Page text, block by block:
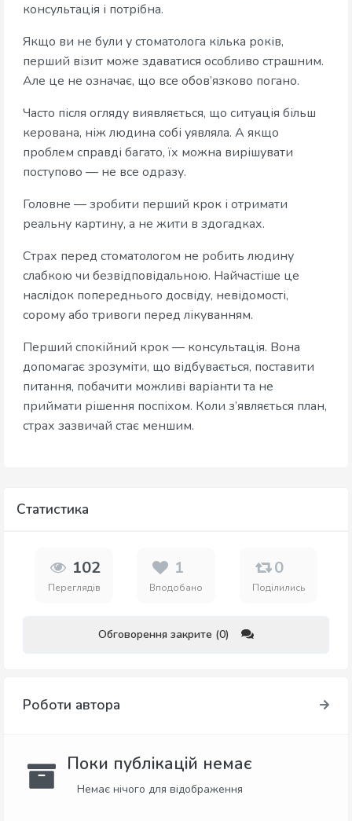
консультація і потрібна.
Якщо ви не були у стоматолога кілька років,
перший візит може здаватися особливо страшним.
Але це не означає, що все обов’язково погано.
Часто після огляду виявляється, що ситуація більш
керована, ніж людина собі уявляла. А якщо
проблем справді багато, їх можна вирішувати
поступово — не все одразу.
Головне — зробити перший крок і отримати
реальну картину, а не жити в здогадках.
Страх перед стоматологом не робить людину
слабкою чи безвідповідальною. Найчастіше це
наслідок попереднього досвіду, невідомості,
сорому або тривоги перед лікуванням.
Перший спокійний крок — консультація. Вона
допомагає зрозуміти, що відбувається, поставити
питання, побачити можливі варіанти та не
приймати рішення поспіхом. Коли з’являється план,
страх зазвичай стає меншим.
Статистика
102
Переглядів
1
Вподобано
0
Поділились
Обговорення закрите (0)
Роботи автора
Поки публікацій немає
Немає нічого для відображення